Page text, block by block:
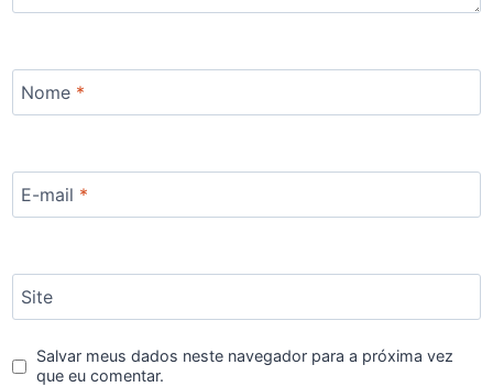
Nome *
E-mail *
Site
Salvar meus dados neste navegador para a próxima vez
que eu comentar.